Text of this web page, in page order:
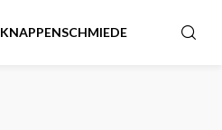
KNAPPENSCHMIEDE